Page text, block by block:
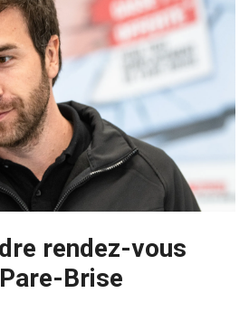
rendez-vous
Brise